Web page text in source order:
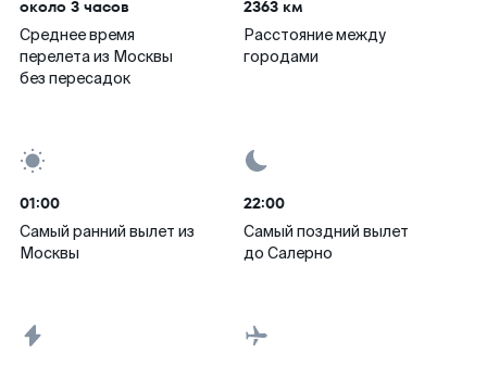
около 3 часов
Среднее время
перелета из Москвы
без пересадок
2363 км
Расстояние между
городами
01:00
Самый ранний вылет из
Москвы
22:00
Самый поздний вылет
до Салерно